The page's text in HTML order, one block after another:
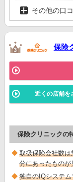
その他の口
保険
近くの店舗を
保険クリニックの
取扱保険会社数
分にあったものが
独自のIQシステ